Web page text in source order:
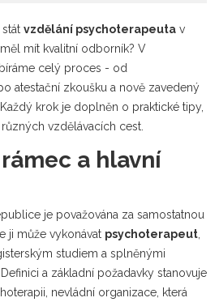
vzdělání psychoterapeuta v
mít kvalitní odborník? V
celý proces - od
atestační zkoušku a nově zavedený
krok je doplněn o praktické tipy,
vzdělávacích cest.
a hlavní
je považována za samostatnou
ji může vykonávat psychoterapeut
studiem a splněnými
. Definici a základní požadavky stanovuje
nevládní organizace, která